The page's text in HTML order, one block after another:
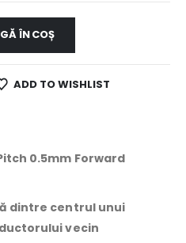
ÎN COȘ
ADD TO WISHLIST
0.5mm Forward
dintre centrul unui
vecin